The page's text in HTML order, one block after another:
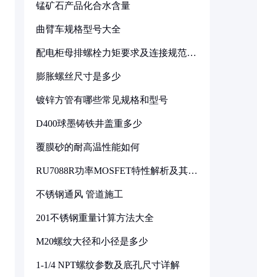
锰矿石产品化合水含量
曲臂车规格型号大全
配电柜母排螺栓力矩要求及连接规范详
膨胀螺丝尺寸是多少
镀锌方管有哪些常见规格和型号
D400球墨铸铁井盖重多少
覆膜砂的耐高温性能如何
RU7088R功率MOSFET特性解析及其在
不锈钢通风 管道施工
201不锈钢重量计算方法大全
M20螺纹大径和小径是多少
1-1/4 NPT螺纹参数及底孔尺寸详解